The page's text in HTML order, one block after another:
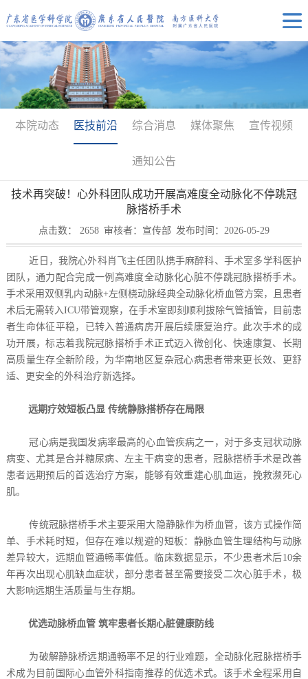
本院动态 医技前沿 综合消息 媒体聚焦 宣传视频
通知公告
技术再突破！心外科团队成功开展高难度全动脉化不停跳冠
脉搭桥手术
点击数： 2658 审核者：宣传部 发布时间：2026-05-29
近日，我院心外科肖飞主任团队携手麻醉科、手术室多学科医护
团队，通力配合完成一例高难度全动脉化心脏不停跳冠脉搭桥手术。
手术采用双侧乳内动脉+左侧桡动脉经典全动脉化桥血管方案，且患者
术后无需转入ICU带管观察，在手术室即刻顺利拔除气管插管，目前患
者生命体征平稳，已转入普通病房开展后续康复治疗。此次手术的成
功开展，标志着我院冠脉搭桥手术正式迈入微创化、快速康复、长期
高质量生存全新阶段，为华南地区复杂冠心病患者带来更长效、更舒
适、更安全的外科治疗新选择。
远期疗效短板凸显 传统静脉搭桥存在局限
冠心病是我国发病率最高的心血管疾病之一，对于多支冠状动脉
病变、尤其是合并糖尿病、左主干病变的患者，冠脉搭桥手术是改善
患者远期预后的首选治疗方案，能够有效重建心肌血运，挽救濒死心
肌。
传统冠脉搭桥手术主要采用大隐静脉作为桥血管，该方式操作简
单、手术耗时短，但存在难以规避的短板：静脉血管生理结构与动脉
差异较大，远期血管通畅率偏低。临床数据显示，不少患者术后10余
年再次出现心肌缺血症状，部分患者甚至需要接受二次心脏手术，极
大影响远期生活质量与生存期。
优选动脉桥血管 筑牢患者长期心脏健康防线
为破解静脉桥远期通畅率不足的行业难题，全动脉化冠脉搭桥手
术成为目前国际心血管外科指南推荐的优选术式。该手术全程采用自